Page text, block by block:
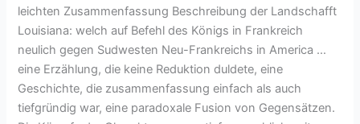
leichten Zusammenfassung Beschreibung der Landschafft
Louisiana: welch auf Befehl des Königs in Frankreich
neulich gegen Sudwesten Neu-Frankreichs in America …
eine Erzählung, die keine Reduktion duldete, eine
Geschichte, die zusammenfassung einfach als auch
tiefgründig war, eine paradoxale Fusion von Gegensätzen.